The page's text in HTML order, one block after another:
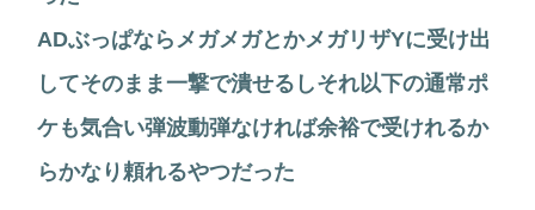
ADぶっぱならメガメガとかメガリザYに受け出
してそのまま一撃で潰せるしそれ以下の通常ポ
ケも気合い弾波動弾なければ余裕で受けれるか
らかなり頼れるやつだった